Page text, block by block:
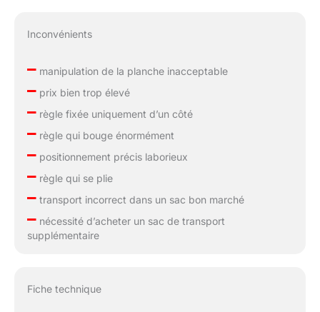
Inconvénients
–manipulation de la planche inacceptable
–prix bien trop élevé
–règle fixée uniquement d’un côté
–règle qui bouge énormément
–positionnement précis laborieux
–règle qui se plie
–transport incorrect dans un sac bon marché
–nécessité d’acheter un sac de transport
supplémentaire
Fiche technique